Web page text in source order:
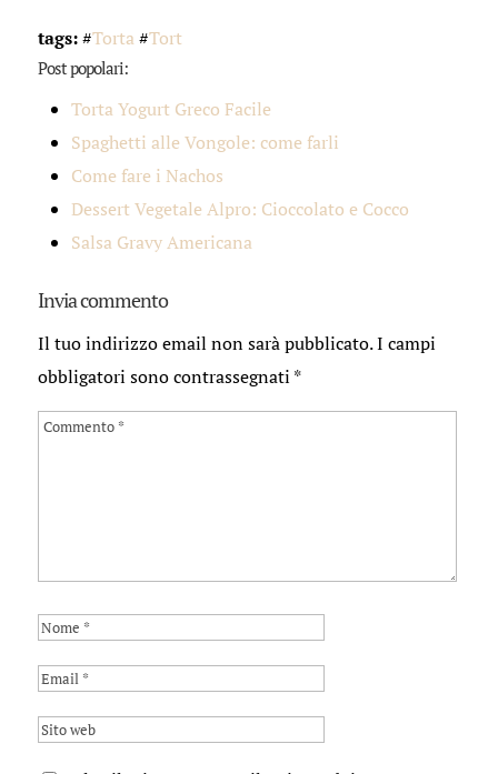
tags:#Torta#Tort
Post popolari:
Torta Yogurt Greco Facile
Spaghetti alle Vongole: come farli
Come fare i Nachos
Dessert Vegetale Alpro: Cioccolato e Cocco
Salsa Gravy Americana
Invia commento
Il tuo indirizzo email non sarà pubblicato. I campi
obbligatori sono contrassegnati *